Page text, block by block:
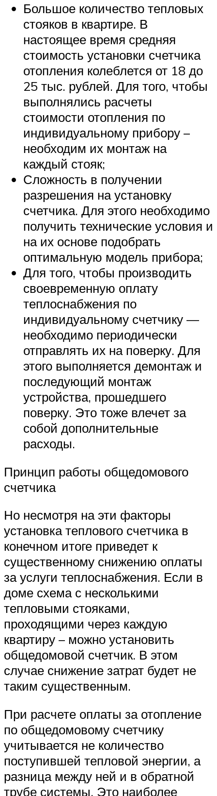
Большое количество тепловых
стояков в квартире. В
настоящее время средняя
стоимость установки счетчика
отопления колеблется от 18 до
25 тыс. рублей. Для того, чтобы
выполнялись расчеты
стоимости отопления по
индивидуальному прибору –
необходим их монтаж на
каждый стояк;
Сложность в получении
разрешения на установку
счетчика. Для этого необходимо
получить технические условия и
на их основе подобрать
оптимальную модель прибора;
Для того, чтобы производить
своевременную оплату
теплоснабжения по
индивидуальному счетчику —
необходимо периодически
отправлять их на поверку. Для
этого выполняется демонтаж и
последующий монтаж
устройства, прошедшего
поверку. Это тоже влечет за
собой дополнительные
расходы.
Принцип работы общедомового
счетчика
Но несмотря на эти факторы
установка теплового счетчика в
конечном итоге приведет к
существенному снижению оплаты
за услуги теплоснабжения. Если в
доме схема с несколькими
тепловыми стояками,
проходящими через каждую
квартиру – можно установить
общедомовой счетчик. В этом
случае снижение затрат будет не
таким существенным.
При расчете оплаты за отопление
по общедомовому счетчику
учитывается не количество
поступившей тепловой энергии, а
разница между ней и в обратной
трубе системы. Это наиболее